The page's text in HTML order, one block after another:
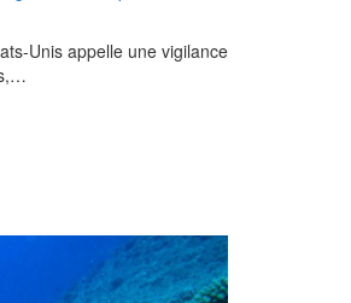
Unis appelle une vigilance